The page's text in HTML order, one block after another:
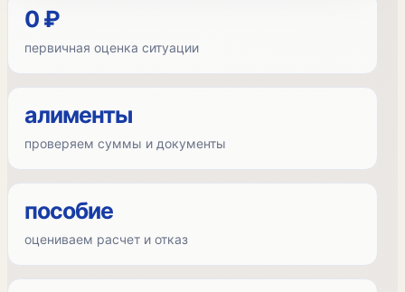
0 ₽
первичная оценка ситуации
алименты
проверяем суммы и документы
пособие
оцениваем расчет и отказ